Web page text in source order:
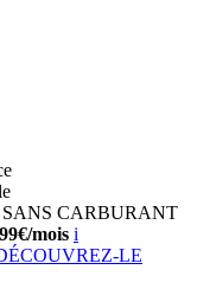
SANS CARBURANT
mois i
LE